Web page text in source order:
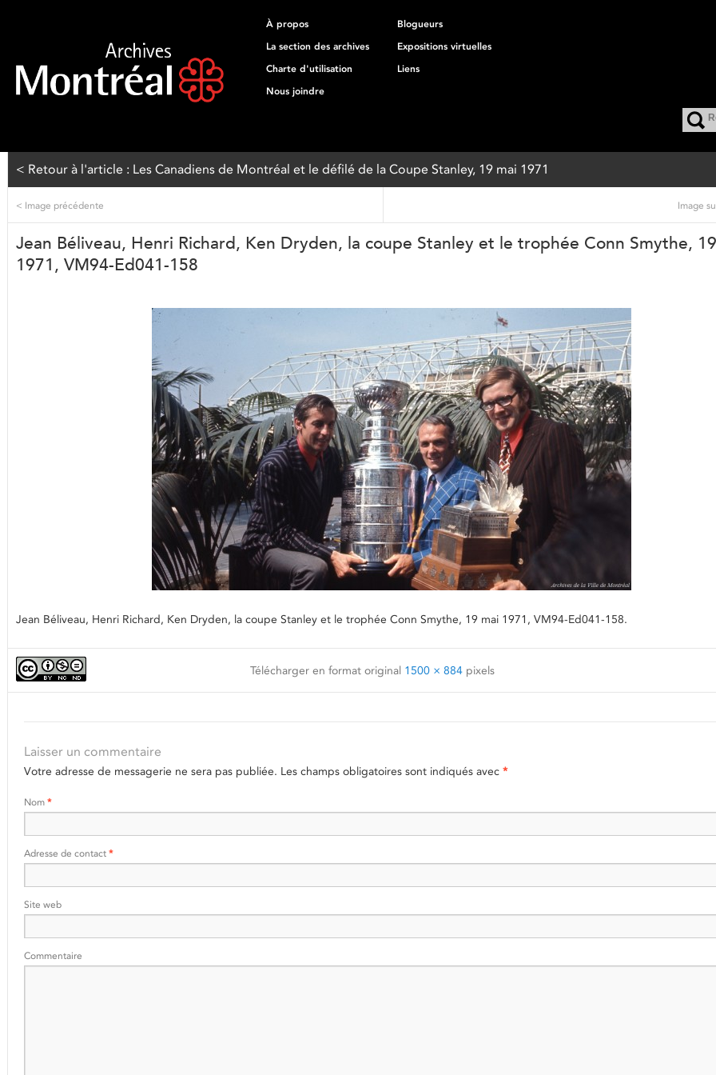
À propos
Blogueurs
La section des archives
Expositions virtuelles
Charte d'utilisation
Liens
Nous joindre
< Retour à l'article : Les Canadiens de Montréal et le défilé de la Coupe Stanley, 19 mai 1971
< Image précédente Image
Jean Béliveau, Henri Richard, Ken Dryden, la coupe Stanley et le trophée Conn Smythe,
1971, VM94-Ed041-158
Jean Béliveau, Henri Richard, Ken Dryden, la coupe Stanley et le trophée Conn Smythe, 19 mai 1971, VM94-Ed041-158.
Télécharger en format original 1500 × 884pixels
Laisser un commentaire
Votre adresse de messagerie ne sera pas publiée. Les champs obligatoires sont indiqués avec *
Nom *
Adresse de contact *
Site web
Commentaire